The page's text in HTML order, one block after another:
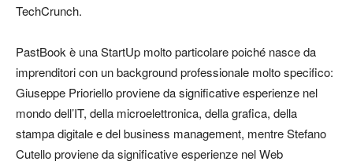
TechCrunch.
PastBook è una StartUp molto particolare poiché nasce da
imprenditori con un background professionale molto specifico:
Giuseppe Prioriello proviene da significative esperienze nel
mondo dell’IT, della microelettronica, della grafica, della
stampa digitale e del business management, mentre Stefano
Cutello proviene da significative esperienze nel Web